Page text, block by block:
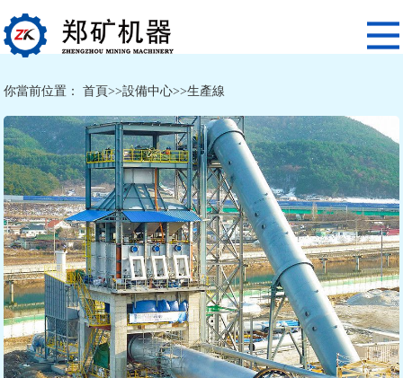
你當前位置：首頁>>設備中心>>生產線